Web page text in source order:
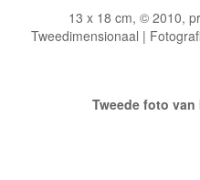
13 x 18 cm, © 2010,
Tweedimensionaal |
Tweede foto